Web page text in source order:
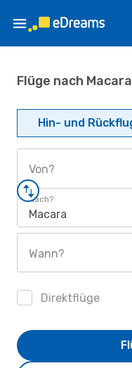
Flüge nach Macara
Hin- und
Von?
Nach?
Macara
Wann?
Direktflüge